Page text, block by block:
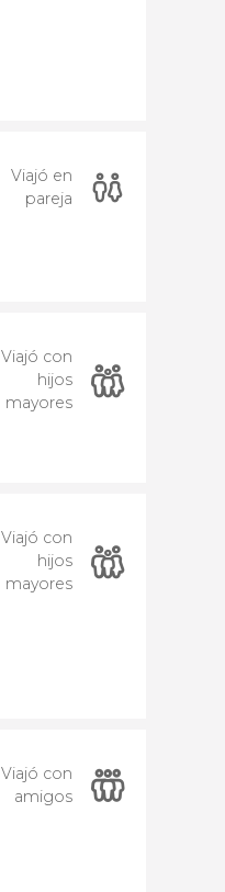
Viajó en
pareja
Viajó con
hijos
mayores
Viajó con
hijos
mayores
Viajó con
amigos